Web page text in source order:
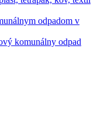
odpadom v
komunálny odpad